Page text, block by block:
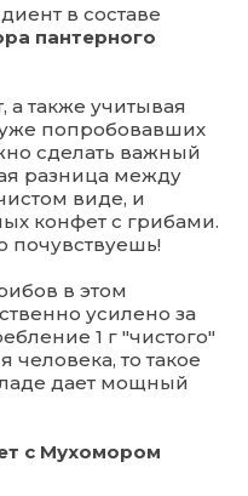
в составе
пантерного
также учитывая
попробовавших
сделать важный
разница между
виде, и
конфет с грибами.
почувствуешь!
в этом
усилено за
1 г "чистого"
человека, то такое
дает мощный
с Мухомором